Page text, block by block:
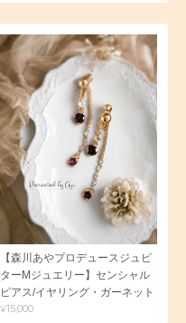
【森川あやプロデュースジュピ
ターMジュエリー】センシャル
ピアス/イヤリング・ガーネット
¥15,000